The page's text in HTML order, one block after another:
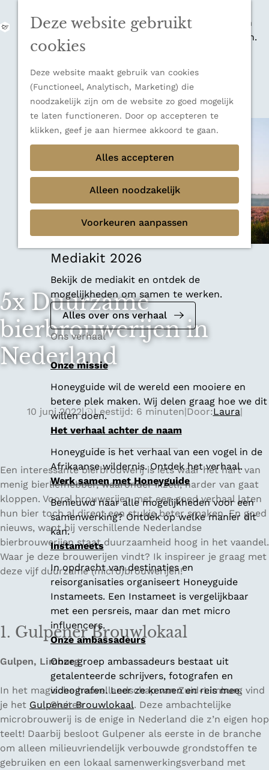
Deze website gebruikt
cookies
Deze website maakt gebruik van cookies
(Functioneel, Analytisch, Marketing) die
noodzakelijk zijn om de website zo goed mogelijk
te laten functioneren. Door op accepteren te
klikken, geef je aan hiermee akkoord te gaan.
Alles accepteren
Alleen noodzakelijk
Voorkeuren aanpassen
M
e
n
u
veelzijdige bestemming voor wie houdt van
natuur, rust en adembenemende uitzichten.
Ontdek alle bestemmingen
Sluiten
Thema's
Verborgen parels
Terug
Ons verhaal
Mediakit 2026
Bekijk de mediakit en ontdek de
mogelijkheden om samen te werken.
Alles over ons verhaal
Ons verhaal
Onze missie
Honeyguide wil de wereld een mooiere en
betere plek maken. Wij delen graag hoe we dit
willen doen.
Het verhaal achter de naam
Honeyguide is het verhaal van een vogel in de
Afrikaanse wildernis. Ontdek het verhaal.
Werk samen met Honeyguide
Benieuwd naar alle mogelijkheden voor een
samenwerking? Ontdek op welke manier dit
kan.
Instameets
In opdracht van destinaties en
reisorganisaties organiseert Honeyguide
Instameets. Een Instameet is vergelijkbaar
met een persreis, maar dan met micro
influencers.
Onze ambassadeurs
Onze groep ambassadeurs bestaat uit
getalenteerde schrijvers, fotografen en
videografen. Leer ze kennen en reis mee.
Sluiten
5x Duurzame
bierbrouwerijen in
Nederland
10 juni 2022| Leestijd: 6 minuten|Door:Laura|
Een interessante bierbrouwerij is iets waar het hart van
menig bierliefhebber, waaronder ikzelf, harder van gaat
kloppen. Vooral brouwerijen met een goed verhaal laten
hun bier toch al direct een stukje beter smaken. En goed
nieuws, want bij verschillende Nederlandse
bierbrouwerijen staat duurzaamheid hoog in het vaandel.
Waar je deze brouwerijen vindt? Ik inspireer je graag met
deze vijf duurzame (micro)brouwerijen!
1. Gulpener Brouwlokaal
Gulpen, Limburg
In het magische heuvellandschap van Zuid-Limburg vind
je het Gulpener Brouwlokaal. Deze ambachtelijke
microbrouwerij is de enige in Nederland die z’n eigen hop
teelt! Daarbij besloot Gulpener als eerste in de branche
om alleen milieuvriendelijk verbouwde grondstoffen te
gebruiken en een lokaal samenwerkingsverband met